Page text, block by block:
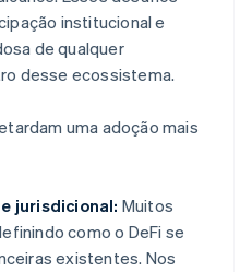
institucional e
de qualquer
desse ecossistema.
uma adoção mais
jurisdicional: Muitos
como o DeFi se
existentes. Nos